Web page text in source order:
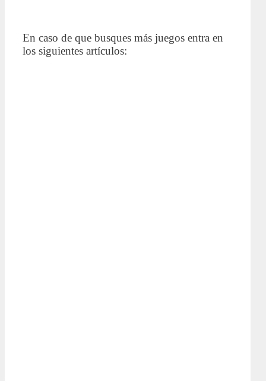
En caso de que busques más juegos entra en
los siguientes artículos: